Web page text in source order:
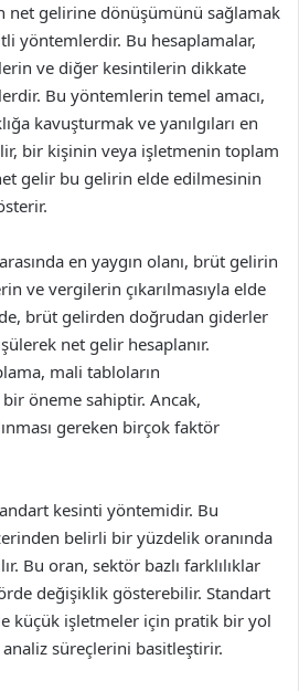
gelirine dönüşümünü sağlamak
yöntemlerdir. Bu hesaplamalar,
ve diğer kesintilerin dikkate
Bu yöntemlerin temel amacı,
kavuşturmak ve yanılgıları en
bir kişinin veya işletmenin toplam
gelir bu gelirin elde edilmesinin
en yaygın olanı, brüt gelirin
ve vergilerin çıkarılmasıyla elde
brüt gelirden doğrudan giderler
net gelir hesaplanır.
mali tabloların
öneme sahiptir. Ancak,
gereken birçok faktör
kesinti yöntemidir. Bu
belirli bir yüzdelik oranında
Bu oran, sektör bazlı farklılıklar
değişiklik gösterebilir. Standart
küçük işletmeler için pratik bir yol
süreçlerini basitleştirir.